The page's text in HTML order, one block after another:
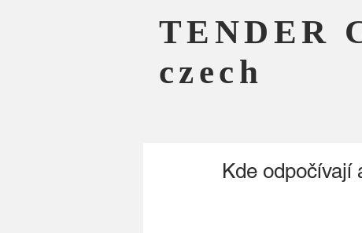
TENDER
czech
Kde odpočívají